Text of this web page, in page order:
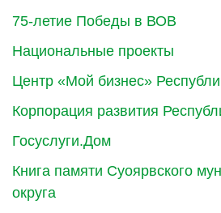
75-летие Победы в ВОВ
Национальные проекты
Центр «Мой бизнес»
Корпорация развития
Госуслуги.Дом
Книга памяти Суоярвского
округа